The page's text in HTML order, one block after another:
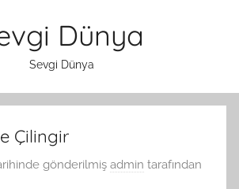
Dünya
Sevgi Dünya
Çilingir
gönderilmiş admin tarafından